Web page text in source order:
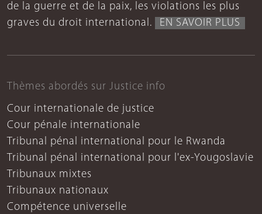
de la guerre et de la paix, les violations les plus
graves du droit international.
EN SAVOIR PLUS
Thèmes abordés sur Justice info
Cour internationale de justice
Cour pénale internationale
Tribunal pénal international pour le Rwanda
Tribunal pénal international pour l'ex-Yougoslavie
Tribunaux mixtes
Tribunaux nationaux
Compétence universelle